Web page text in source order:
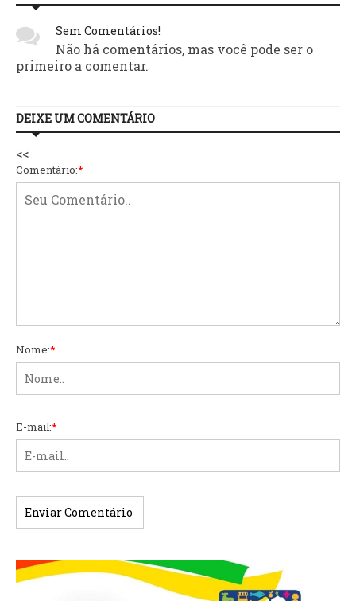
Sem Comentários!
Não há comentários, mas você pode ser o
primeiro a comentar.
DEIXE UM COMENTÁRIO
<<
Comentário:*
Nome:*
E-mail:*